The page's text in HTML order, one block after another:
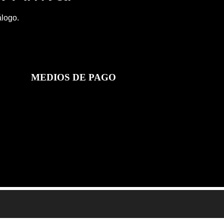
MEDIOS DE PAGO